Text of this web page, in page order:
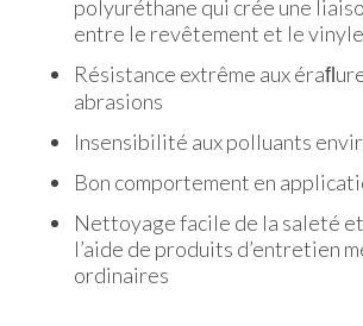
polyuréthane qui crée une
entre le revêtement et le vinyle
Résistance extrême aux
abrasions
Insensibilité aux polluants
Bon comportement en
Nettoyage facile de la saleté et
l’aide de produits d’entretien
ordinaires